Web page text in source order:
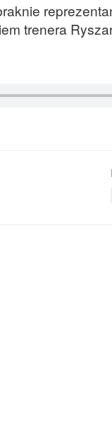
trenera